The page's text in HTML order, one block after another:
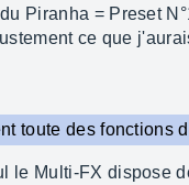
Piranha = Preset
ce que
toute des fonctions
le Multi-FX dispose